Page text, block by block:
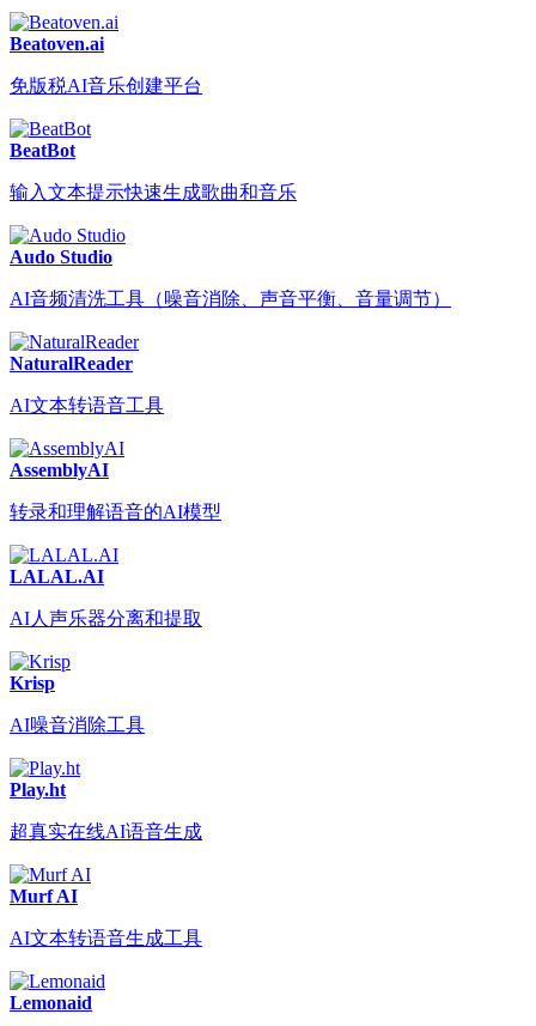
Beatoven.ai
免版税AI音乐创建平台
BeatBot
输入文本提示快速生成歌曲和音乐
Audo Studio
AI音频清洗工具（噪音消除、声音平衡、音量调节）
NaturalReader
AI文本转语音工具
AssemblyAI
转录和理解语音的AI模型
LALAL.AI
AI人声乐器分离和提取
Krisp
AI噪音消除工具
Play.ht
超真实在线AI语音生成
Murf AI
AI文本转语音生成工具
Lemonaid